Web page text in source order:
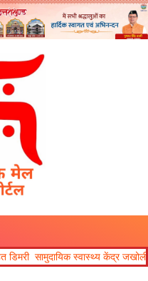
जखोली का जायजा लिया।